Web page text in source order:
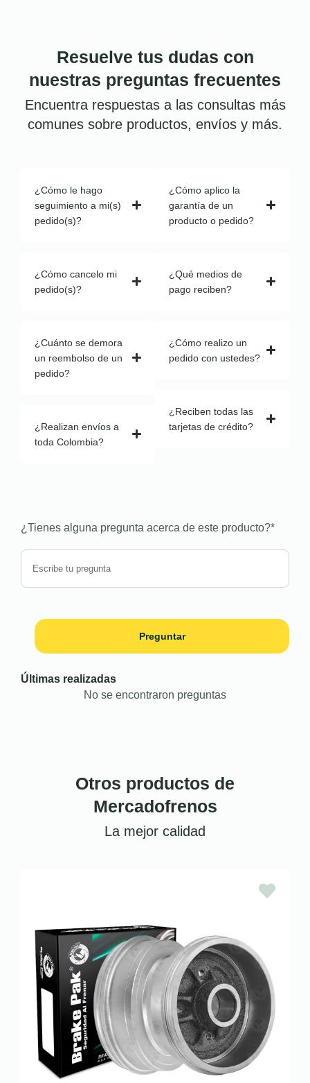
Resuelve tus dudas con
nuestras preguntas frecuentes
Encuentra respuestas a las consultas más
comunes sobre productos, envíos y más.
¿Cómo le hago
seguimiento a mi(s)
pedido(s)?
¿Cómo cancelo mi
pedido(s)?
¿Cuánto se demora
un reembolso de un
pedido?
¿Realizan envíos a
toda Colombia?
¿Cómo aplico la
garantía de un
producto o pedido?
¿Qué medios de
pago reciben?
¿Cómo realizo un
pedido con ustedes?
¿Reciben todas las
tarjetas de crédito?
¿Tienes alguna pregunta acerca de este producto?*
Preguntar
Últimas realizadas
No se encontraron preguntas
Otros productos de
Mercadofrenos
La mejor calidad